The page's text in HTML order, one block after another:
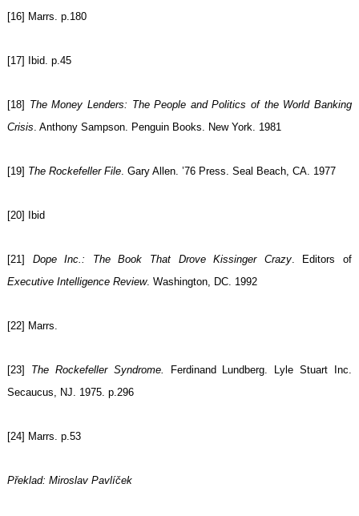
[16] Marrs. p.180
[17] Ibid. p.45
[18] The Money Lenders: The People and Politics of the World Banking
Crisis. Anthony Sampson. Penguin Books. New York. 1981
[19] The Rockefeller File. Gary Allen. ’76 Press. Seal Beach, CA. 1977
[20] Ibid
[21] Dope Inc.: The Book That Drove Kissinger Crazy. Editors of
Executive Intelligence Review. Washington, DC. 1992
[22] Marrs.
[23] The Rockefeller Syndrome.
Ferdinand Lundberg. Lyle Stuart Inc.
Secaucus, NJ. 1975. p.296
[24] Marrs. p.53
Překlad: Miroslav Pavlíček